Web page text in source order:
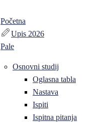
Početna
Upis 2026
Pale
Osnovni studij
Oglasna tabla
Nastava
Ispiti
Ispitna pitanja